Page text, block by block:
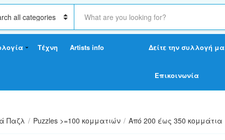
S
a
c
x
Τέχνη Artists info Δείτε την συλλογή
Επικοινωνία
Παζλ / Puzzles >=100 κομματιών / Από 200 έως 350 κομμάτια